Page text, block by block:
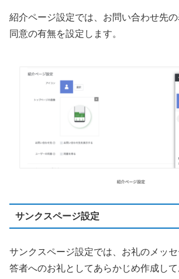
紹介ページ設定では、お問い合わせ先
同意の有無を設定します。
サンクスページ設定
サンクスページ設定では、お礼のメッ
答者へのお礼としてあらかじめ作成し